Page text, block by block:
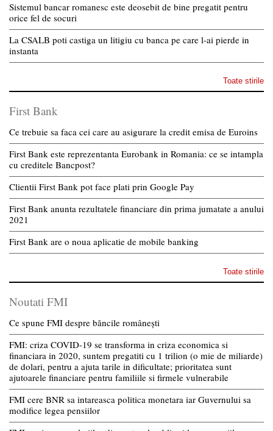
Sistemul bancar romanesc este deosebit de bine pregatit pentru
orice fel de socuri
La CSALB poti castiga un litigiu cu banca pe care l-ai pierde in
instanta
Toate stirile
First Bank
Ce trebuie sa faca cei care au asigurare la credit emisa de Euroins
First Bank este reprezentanta Eurobank in Romania: ce se intampla
cu creditele Bancpost?
Clientii First Bank pot face plati prin Google Pay
First Bank anunta rezultatele financiare din prima jumatate a anului
2021
First Bank are o noua aplicatie de mobile banking
Toate stirile
Noutati FMI
Ce spune FMI despre băncile românești
FMI: criza COVID-19 se transforma in criza economica si
financiara in 2020, suntem pregatiti cu 1 trilion (o mie de miliarde)
de dolari, pentru a ajuta tarile in dificultate; prioritatea sunt
ajutoarele financiare pentru familiile si firmele vulnerabile
FMI cere BNR sa intareasca politica monetara iar Guvernului sa
modifice legea pensiilor